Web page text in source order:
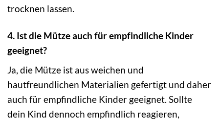
trocknen lassen.
4. Ist die Mütze auch für empfindliche Kinder
geeignet?
Ja, die Mütze ist aus weichen und
hautfreundlichen Materialien gefertigt und daher
auch für empfindliche Kinder geeignet. Sollte
dein Kind dennoch empfindlich reagieren,